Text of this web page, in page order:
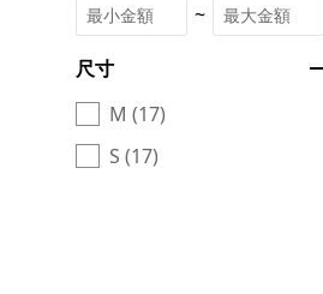
~
尺寸
M (17)
S (17)